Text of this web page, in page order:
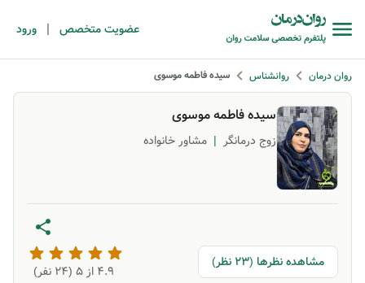
عضویت متخصص | ورود
روان درمان روانشناس سیده فاطمه موسوی
سیده فاطمه موسوی
زوج درمانگر | مشاور خانواده
مشاهده نظرها (23 نظر)
4.9 از ۵ ( 24 نفر)